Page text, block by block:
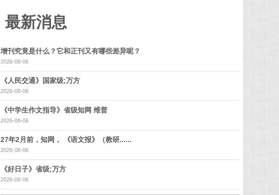
最新消息
增刊究竟是什么？它和正刊又有哪些差异呢？
2026-08-06
《人民交通》国家级;万方
2026-08-06
《中学生作文指导》省级知网 维普
2026-08-06
27年2月前，知网， 《语文报》（教研......
2026-08-06
《好日子》省级;万方
2026-08-06